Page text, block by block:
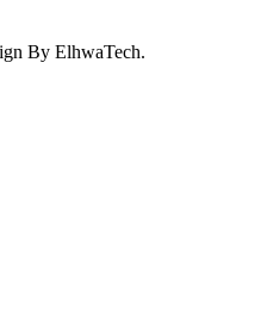
By ElhwaTech.